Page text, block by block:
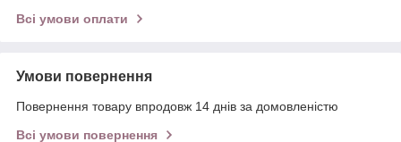
Всі умови оплати
Умови повернення
Повернення товару впродовж 14 днів за домовленістю
Всі умови повернення